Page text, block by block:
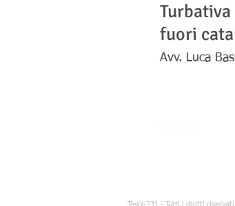
fuori
Avv. Luca
Tavoli231 - Tutti i diritti riservati